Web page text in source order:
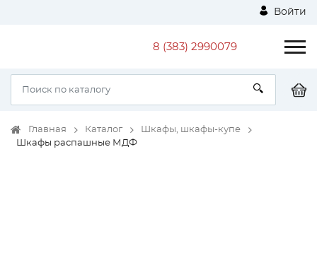
Войти
8 (383) 2990079
Главная Каталог
Шкафы, шкафы-купе
Шкафы распашные МДФ